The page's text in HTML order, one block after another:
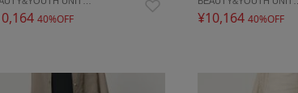
40%OFF ¥10,164 40%OFF